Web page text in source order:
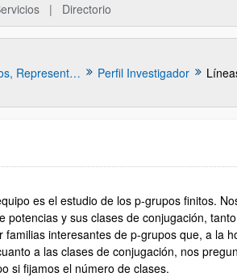
Directorio
Grupo de Investigación Grupos, Representaciones y Combinatoria Algebraica Perfil Investigador
es el estudio de los p-grupos finitos.
y sus clases de conjugación,
interesantes de p-grupos que, a la
a las clases de conjugación, nos
si fijamos el número de clases.